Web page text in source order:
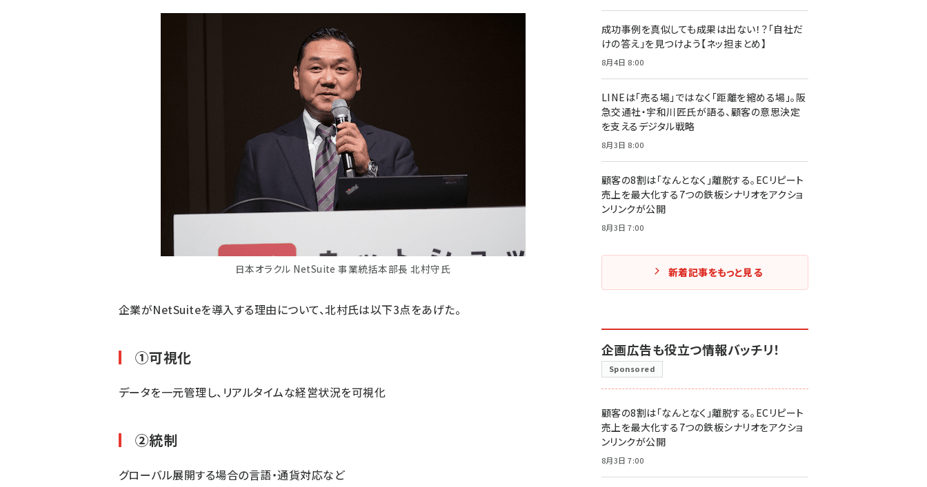
日本オラクル NetSuite 事業統括本部長 北村守氏
企業がNetSuiteを導入する理由について、北村氏は以下3点をあげた。
①可視化
データを一元管理し、リアルタイムな経営状況を可視化
②統制
グローバル展開する場合の言語・通貨対応など
成功事例を真似しても成果は出ない！？「自社だ
けの答え」を見つけよう【ネッ担まとめ】
8月4日 8:00
LINEは「売る場」ではなく「距離を縮める場」。阪
急交通社・宇和川匠氏が語る、顧客の意思決定
を支えるデジタル戦略
8月3日 8:00
顧客の8割は「なんとなく」離脱する。ECリピート
売上を最大化する7つの鉄板シナリオをアクショ
ンリンクが公開
8月3日 7:00
新着記事をもっと見る
企画広告も役立つ情報バッチリ！
Sponsored
顧客の8割は「なんとなく」離脱する。ECリピート
売上を最大化する7つの鉄板シナリオをアクショ
ンリンクが公開
8月3日 7:00